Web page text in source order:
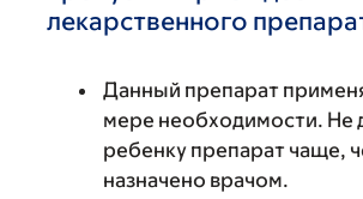
лекарственного
Данный препарат
мере необходимости. Не
ребенку препарат чаще,
назначено врачом.